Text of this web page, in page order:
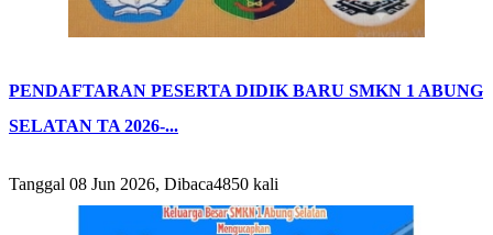
PENDAFTARAN PESERTA DIDIK BARU SMKN 1 ABUNG
SELATAN TA 2026-...
Tanggal 08 Jun 2026, Dibaca4850 kali